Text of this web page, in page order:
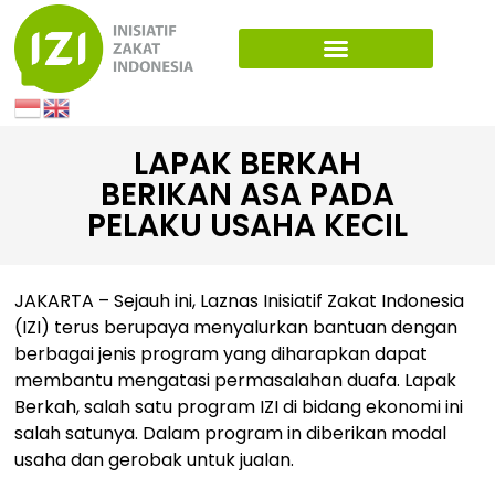
LAPAK BERKAH
BERIKAN ASA PADA
PELAKU USAHA KECIL
JAKARTA – Sejauh ini, Laznas Inisiatif Zakat Indonesia
(IZI) terus berupaya menyalurkan bantuan dengan
berbagai jenis program yang diharapkan dapat
membantu mengatasi permasalahan duafa. Lapak
Berkah, salah satu program IZI di bidang ekonomi ini
salah satunya. Dalam program in diberikan modal
usaha dan gerobak untuk jualan.